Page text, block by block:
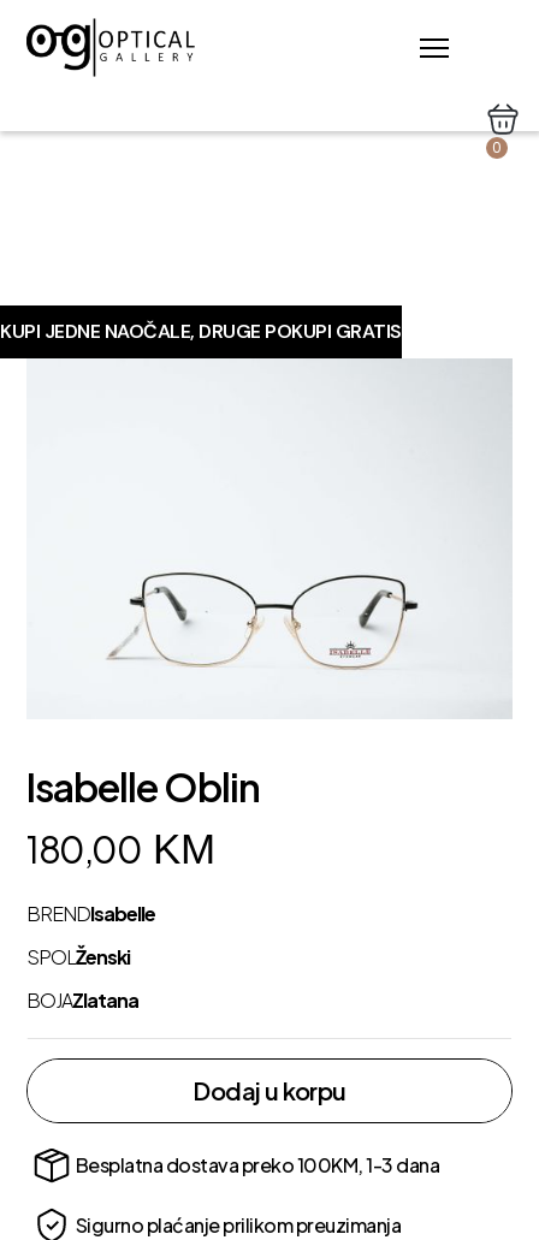
0
KUPI JEDNE NAOČALE, DRUGE POKUPI GRATIS
Isabelle Oblin
180,00 KM
BRENDIsabelle
SPOLŽenski
BOJAZlatana
Dodaj u korpu
Besplatna dostava preko 100KM, 1-3 dana
Sigurno plaćanje prilikom preuzimanja